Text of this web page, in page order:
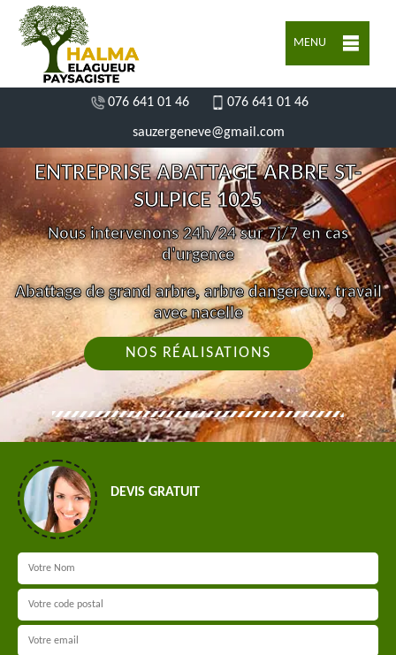
MENU
076 641 01 46 076 641 01 46
sauzergeneve@gmail.com
ENTREPRISE ABATTAGE ARBRE ST-
SULPICE 1025
Nous intervenons 24h/24 sur 7j/7 en cas
d'urgence
Abattage de grand arbre, arbre dangereux, travail
avec nacelle
NOS RÉALISATIONS
DEVIS GRATUIT